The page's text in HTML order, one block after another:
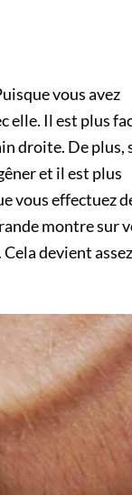
vous avez
elle. Il est plus
droite. De plus,
et il est plus
vous effectuez
montre sur
devient assez